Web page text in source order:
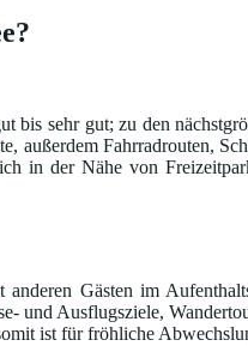
sehr gut; zu den
außerdem Fahrradrouten,
in der Nähe von
Gästen im
und Ausflugsziele,
ist für fröhliche